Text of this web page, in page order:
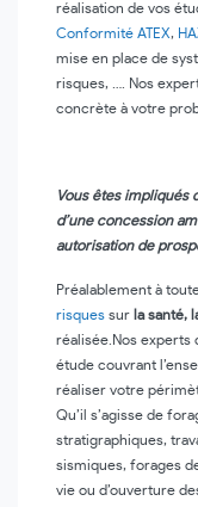
réalisation de vos
Conformité ATEX,
mise en place de
risques, …. Nos
concrète à votre
Vous êtes impliqués
d’une concession
autorisation de
Préalablement à
risques sur la santé,
réalisée.Nos experts
étude couvrant
réaliser votre
Qu’il s’agisse de
stratigraphiques,
sismiques, forages
vie ou d’ouverture